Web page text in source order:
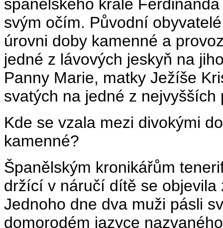
španělského krále
svým očím. Původní
úrovni doby kamenné a
jedné z lávových jeskyň na
Panny Marie, matky Ježíše
svatých na jedné z nejvyšších
Kde se vzala mezi divokými
kamenné?
Španělským kronikářům
držící v náručí dítě se
Jednoho dne dva muži pásli
domorodém jazyce